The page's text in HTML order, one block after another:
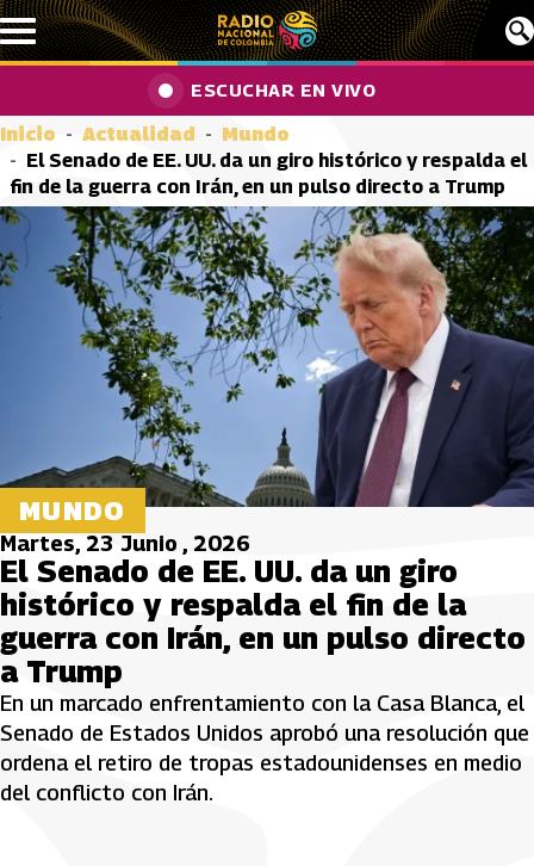
Pasar al contenido principal
ESCUCHAR EN VIVO
Inicio Actualidad
Mundo
El Senado de EE. UU. da un giro histórico y respalda el
fin de la guerra con Irán, en un pulso directo a Trump
MUNDO
Martes, 23 Junio , 2026
El Senado de EE. UU. da un giro
histórico y respalda el fin de la
guerra con Irán, en un pulso directo
a Trump
En un marcado enfrentamiento con la Casa Blanca, el
Senado de Estados Unidos aprobó una resolución que
ordena el retiro de tropas estadounidenses en medio
del conflicto con Irán.